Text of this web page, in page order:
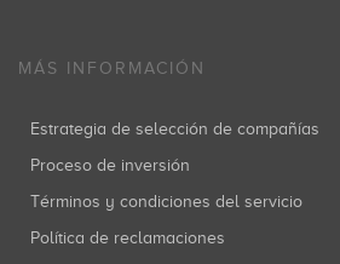
MÁS INFORMACIÓN
Estrategia de selección de compañías
Proceso de inversión
Términos y condiciones del servicio
Política de reclamaciones